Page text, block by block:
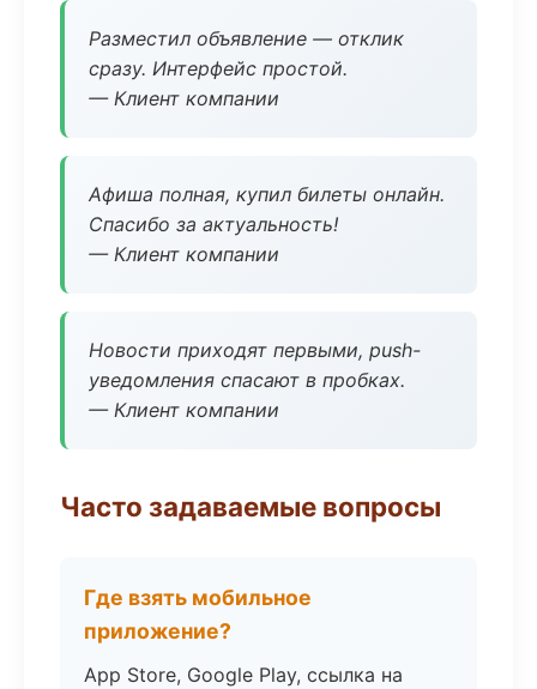
Разместил объявление — отклик
сразу. Интерфейс простой.
— Клиент компании
Афиша полная, купил билеты онлайн.
Спасибо за актуальность!
— Клиент компании
Новости приходят первыми, push-
уведомления спасают в пробках.
— Клиент компании
Часто задаваемые вопросы
Где взять мобильное
приложение?
App Store, Google Play, ссылка на